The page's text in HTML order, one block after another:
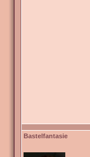
Bastelfantasie